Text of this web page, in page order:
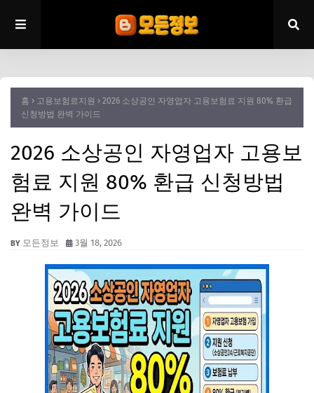
홈 고용보험료지원
2026 소상공인 자영업자 고용보험료 지원 80% 환급
신청방법 완벽 가이드
2026 소상공인 자영업자 고용보
험료 지원 80% 환급 신청방법
완벽 가이드
모든정보 3월 18, 2026